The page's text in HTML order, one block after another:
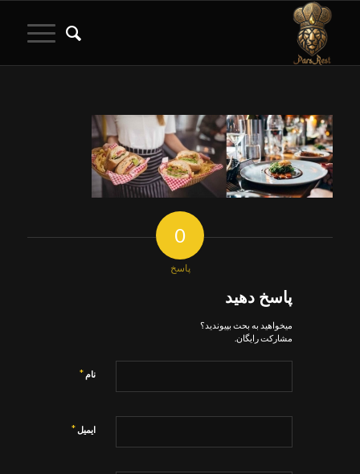
0
پاسخ
پاسخ دهید
میخواهید به بحث بپیوندید؟
مشارکت رایگان.
نام *
ایمیل *